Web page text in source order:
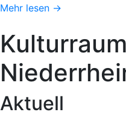
Mehr lesen →
Kulturraum
Aktuell